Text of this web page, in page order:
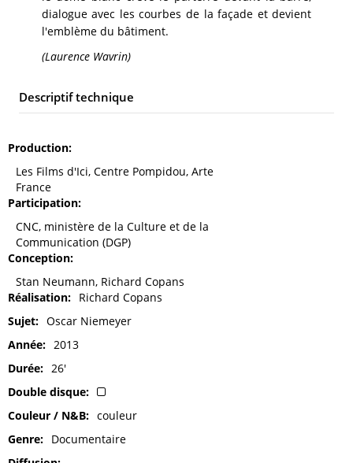
dialogue avec les courbes de la façade et devient
l'emblème du bâtiment.
(Laurence Wavrin)
Descriptif technique
Production
Les Films d'Ici, Centre Pompidou, Arte
France
Participation
CNC, ministère de la Culture et de la
Communication (DGP)
Conception
Stan Neumann, Richard Copans
Réalisation
Richard Copans
Sujet
Oscar Niemeyer
Année
2013
Durée
26'
Double disque
Couleur / N&B
couleur
Genre
Documentaire